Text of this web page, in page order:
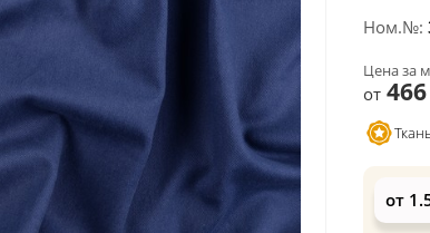
Ном.№:
Цена за
от
от